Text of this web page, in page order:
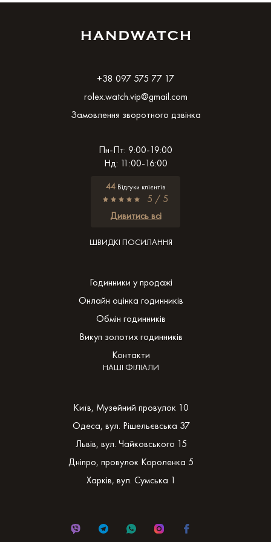
+38 097 575 77 17
rolex.watch.vip@gmail.com
Замовлення зворотного дзвінка
Пн-Пт: 9:00-19:00
Нд: 11:00-16:00
44Відгуки клієнтів
5 / 5
Дивитись всі
ШВИДКІ ПОСИЛАННЯ
Годинники у продажі
Онлайн оцінка годинників
Обмін годинників
Викуп золотих годинників
Контакти
НАШІ ФІЛІАЛИ
Київ, Музейний провулок 10
Одеса, вул. Рішельєвська 37
Львів, вул. Чайковського 15
Дніпро, провулок Короленка 5
Харків, вул. Сумська 1